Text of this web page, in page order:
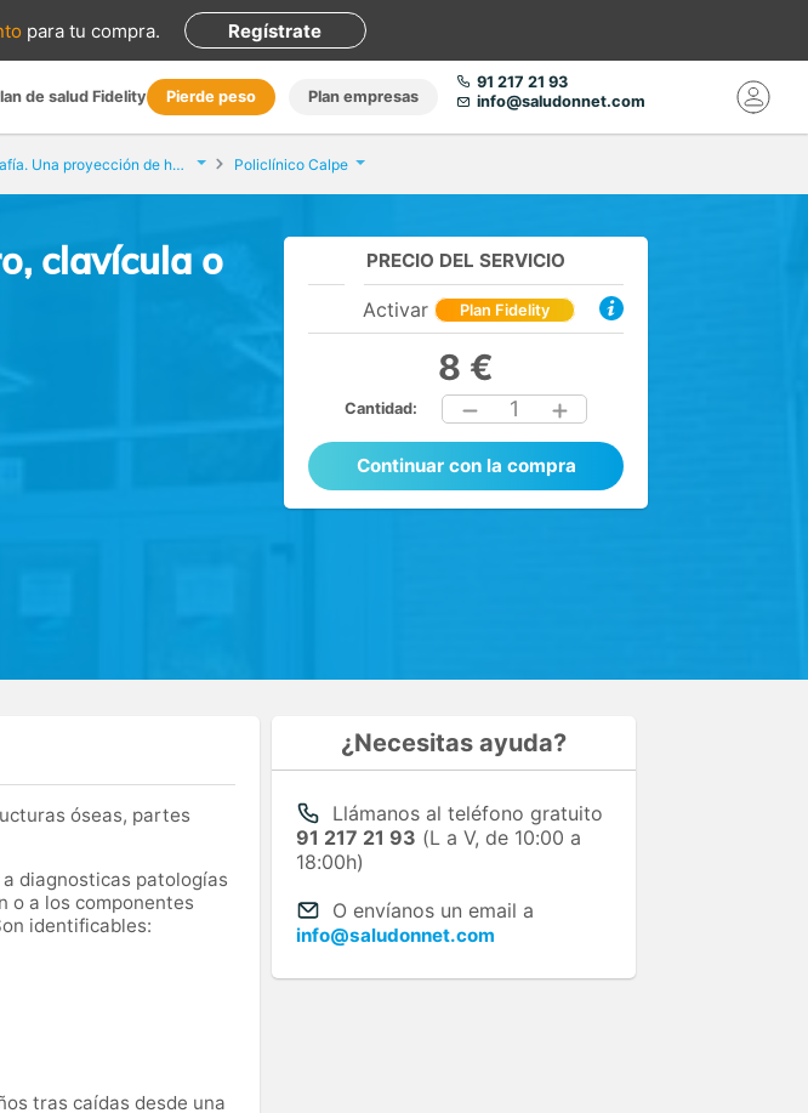
para tu compra. Regístrate
de salud Fidelity Pierde peso Plan empresas
91 217 21 93
info@saludonnet.com
Radiografía. Una proyección de hombro, clavícula o escápula Policlínico Calpe
clavícula o
PRECIO DEL SERVICIO
Activar Plan Fidelity
8 €
Cantidad: 1
Continuar con la compra
óseas, partes
diagnosticas patologías
o a los componentes
identificables:
tras caídas desde una
¿Necesitas ayuda?
Llámanos al teléfono gratuito
91 217 21 93 (L a V, de 10:00 a
18:00h)
O envíanos un email a
info@saludonnet.com